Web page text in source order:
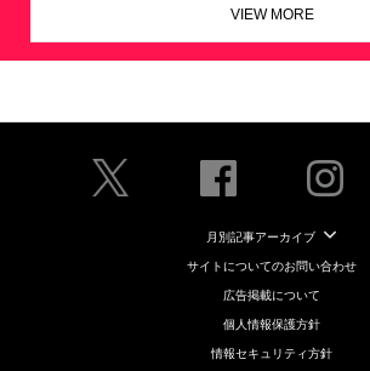
VIEW MORE
月別記事アーカイブ
サイトについてのお問い合わせ
広告掲載について
個人情報保護方針
情報セキュリティ方針